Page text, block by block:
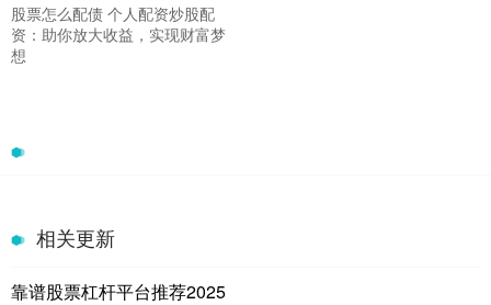
股票怎么配债 个人配资炒股配
资：助你放大收益，实现财富梦
想
相关更新
靠谱股票杠杆平台推荐2025